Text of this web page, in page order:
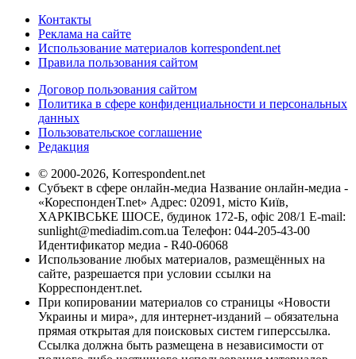
Контакты
Реклама на сайте
Использование материалов korrespondent.net
Правила пользования сайтом
Договор пользования сайтом
Политика в сфере конфиденциальности и персональных
данных
Пользовательское соглашение
Редакция
© 2000-2026, Korrespondent.net
Субъект в сфере онлайн-медиа Название онлайн-медиа -
«КореспонденТ.net» Адрес: 02091, місто Київ,
ХАРКІВСЬКЕ ШОСЕ, будинок 172-Б, офіс 208/1 E-mail:
sunlight@mediadim.com.ua Телефон: 044-205-43-00
Идентификатор медиа - R40-06068
Использование любых материалов, размещённых на
сайте, разрешается при условии ссылки на
Корреспондент.net.
При копировании материалов со страницы «Новости
Украины и мира», для интернет-изданий – обязательна
прямая открытая для поисковых систем гиперссылка.
Ссылка должна быть размещена в независимости от